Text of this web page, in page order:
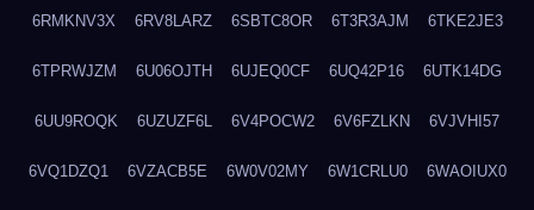
6RMKNV3X 6RV8LARZ 6SBTC8OR 6T3R3AJM 6TKE2JE3
6TPRWJZM 6U06OJTH 6UJEQ0CF 6UQ42P16 6UTK14DG
6UU9ROQK 6UZUZF6L 6V4POCW2 6V6FZLKN 6VJVHI57
6VQ1DZQ1 6VZACB5E 6W0V02MY 6W1CRLU0 6WAOIUX0